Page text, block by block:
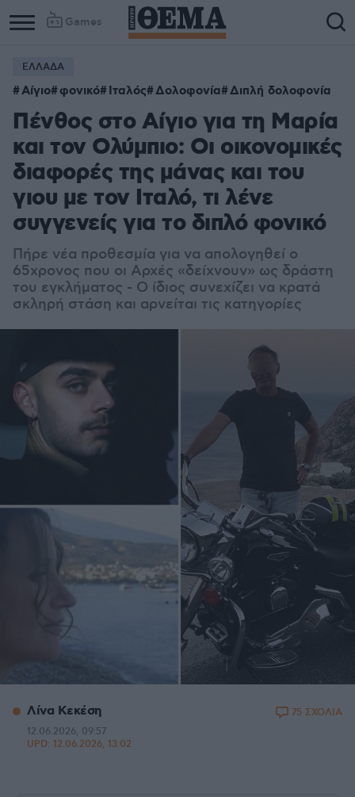
Games
ΕΛΛΑΔΑ
Αίγιο φονικό Ιταλός Δολοφονία Διπλή δολοφονία
Πένθος στο Αίγιο για τη Μαρία
και τον Ολύμπιο: Οι οικονομικές
διαφορές της μάνας και του
γιου με τον Ιταλό, τι λένε
συγγενείς για το διπλό φονικό
Πήρε νέα προθεσμία για να απολογηθεί ο
65χρονος που οι Αρχές «δείχνουν» ως δράστη
του εγκλήματος - Ο ίδιος συνεχίζει να κρατά
σκληρή στάση και αρνείται τις κατηγορίες
Λίνα Κεκέση
12.06.2026, 09:57
UPD: 12.06.2026, 13:02
75 ΣΧΟΛΙΑ